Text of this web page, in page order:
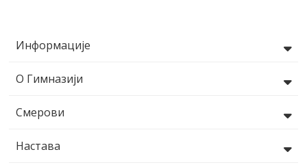
Информације
О Гимназији
Смерови
Настава